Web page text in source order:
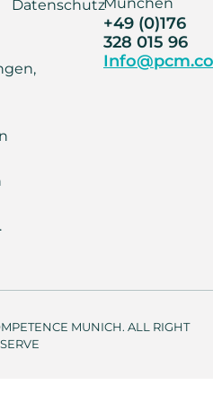
Datenschutz
+49 (0)176
328 015 96
MUNICH. ALL RIGHT